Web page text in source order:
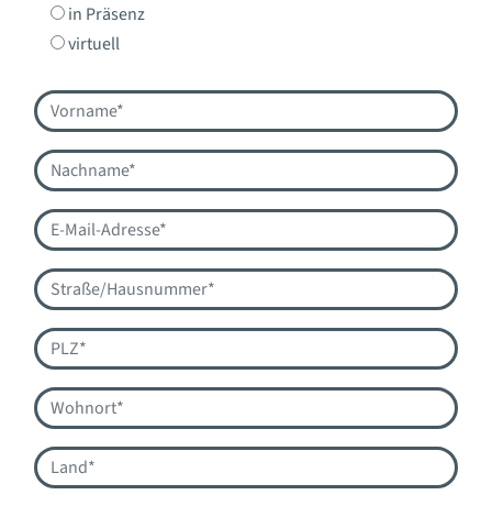
in Präsenz
virtuell